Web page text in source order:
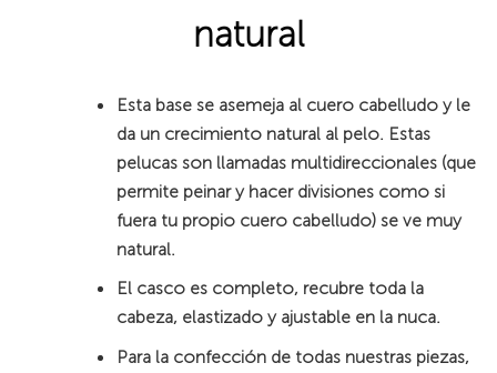
natural
Esta base se asemeja al cuero cabelludo y le
da un crecimiento natural al pelo. Estas
pelucas son llamadas multidireccionales (que
permite peinar y hacer divisiones como si
fuera tu propio cuero cabelludo) se ve muy
natural.
El casco es completo, recubre toda la
cabeza, elastizado y ajustable en la nuca.
Para la confección de todas nuestras piezas,